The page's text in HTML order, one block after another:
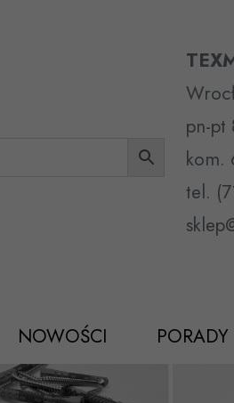
pn-
kom.
tel.
NOWOŚCI PORADY